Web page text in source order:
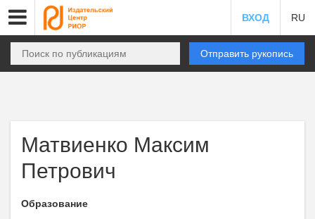
ВХОД RU
Отправить рукопись
Матвиенко Максим
Петрович
Образование